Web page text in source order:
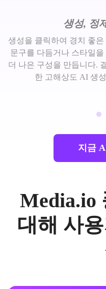
생성, 정
생성을 클릭하여 경치 좋
문구를 다듬거나 스타일
더 나은 구성을 만듭니다.
한 고해상도 AI 생
지금
Media.io
대해 사